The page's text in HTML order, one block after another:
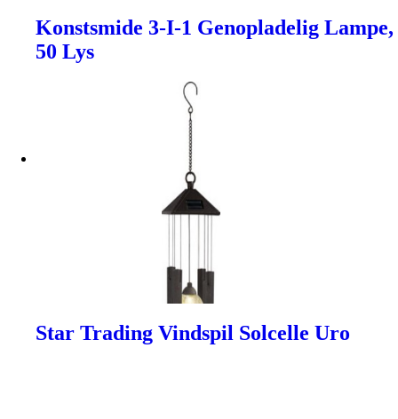
Konstsmide 3-I-1 Genopladelig Lampe,
50 Lys
Star Trading Vindspil Solcelle Uro